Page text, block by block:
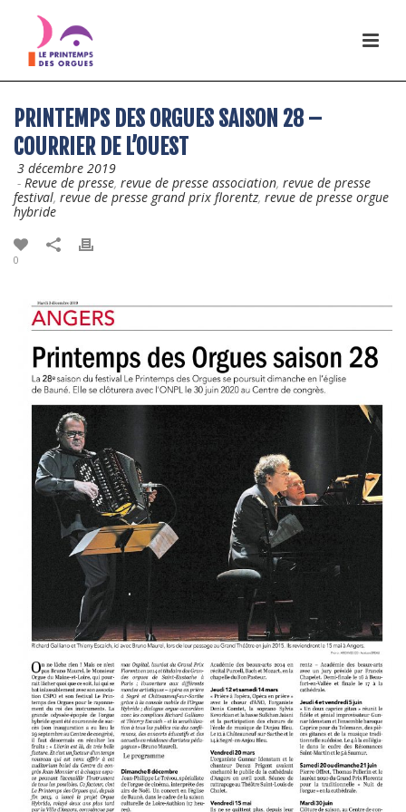
PRINTEMPS DES ORGUES SAISON 28 –
COURRIER DE L’OUEST
3 décembre 2019
- Revue de presse, revue de presse association, revue de presse
festival, revue de presse grand prix florentz, revue de presse orgue
hybride
0